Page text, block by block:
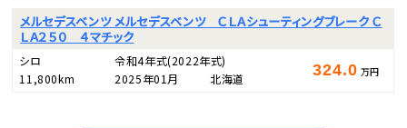
メルセデスベンツ メルセデスベンツ ＣＬＡシューティングブレーク Ｃ
ＬＡ２５０ ４マチック
シロ 令和4年式(2022年式)
11,800km
2025年01月 北海道 324.0 万円